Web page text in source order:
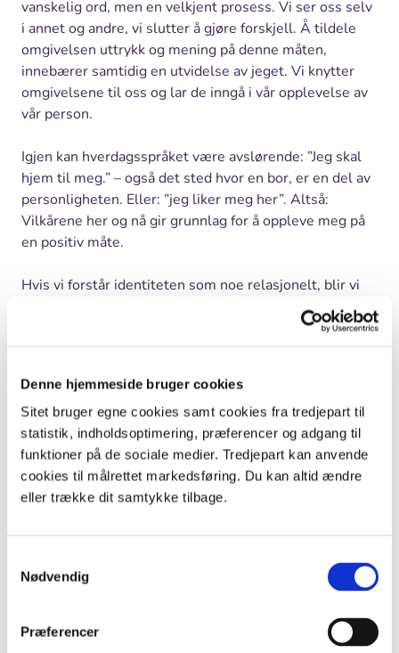
Denne hjemmeside bruger cookies
Sitet bruger egne cookies samt cookies fra tredjepart til
statistik, indholdsoptimering, præferencer og adgang til
funktioner på de sociale medier. Tredjepart kan anvende
cookies til målrettet markedsføring. Du kan altid ændre
eller trække dit samtykke tilbage.
Nødvendig
Præferencer
vanskelig ord, men en velkjent prosess. Vi ser oss selv
i annet og andre, vi slutter å gjøre forskjell. Å tildele
omgivelsen uttrykk og mening på denne måten,
innebærer samtidig en utvidelse av jeget. Vi knytter
omgivelsene til oss og lar de inngå i vår opplevelse av
vår person.
Igjen kan hverdagsspråket være avslørende: ”Jeg skal
hjem til meg.” – også det sted hvor en bor, er en del av
personligheten. Eller: ”jeg liker meg her”. Altså:
Vilkårene her og nå gir grunnlag for å oppleve meg på
en positiv måte.
Hvis vi forstår identiteten som noe relasjonelt, blir vi
klar over at en positiv selvforståelse hører sammen
med evnen til å etablere meningsfulle og glederike
vår avhengighet og sårbarhet. Snauhogger man det
skogholt som barnet pleier å leike i, eller blir bekken
lagt i rør, kan dette gi en alvorlig belastning, sågar noe i
retning traumer. At kaninen dør kan være et like stort
tap som at bestefar dør – sagt ikke for å senke
betydningen av bestefedre, men for å heve statusen til
tilværelsen.
Urbaniseringens pris